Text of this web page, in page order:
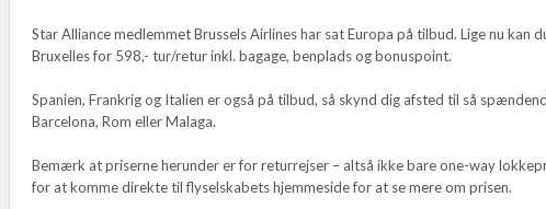
Star Alliance medlemmet Brussels Airlines har sat Europa på tilbud. Lige nu kan
Bruxelles for 598,- tur/retur inkl. bagage, benplads og bonuspoint.
Spanien, Frankrig og Italien er også på tilbud, så skynd dig afsted til så
Barcelona, Rom eller Malaga.
Bemærk at priserne herunder er for returrejser – altså ikke bare one-way
for at komme direkte til flyselskabets hjemmeside for at se mere om prisen.